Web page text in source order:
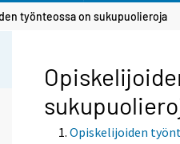
työnteossa on sukupuolieroja
Opiskelijoiden